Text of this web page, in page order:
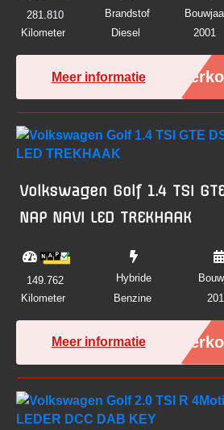
281.810
Kilometer
Brandstof
Diesel
2001
Meer informatie
Volkswagen Golf 1.4 TSI
NAP NAVI LED TREKHAAK
149.762
Kilometer
Hybride
Benzine
Meer informatie